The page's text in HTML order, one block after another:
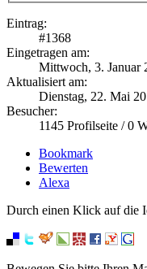
Eintrag:
#1368
Eingetragen am:
Mittwoch, 3. Januar
Aktualisiert am:
Dienstag, 22. Mai
Besucher:
1145 Profilseite /0
Bookmark
Bewerten
Alexa
Durch einen Klick auf die